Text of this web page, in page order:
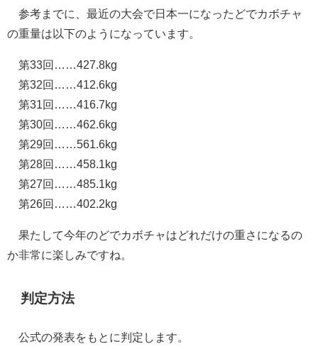
参考までに、最近の大会で日本一になったどでカボチャ
の重量は以下のようになっています。
第33回……427.8kg
第32回……412.6kg
第31回……416.7kg
第30回……462.6kg
第29回……561.6kg
第28回……458.1kg
第27回……485.1kg
第26回……402.2kg
果たして今年のどでカボチャはどれだけの重さになるの
か非常に楽しみですね。
判定方法
公式の発表をもとに判定します。